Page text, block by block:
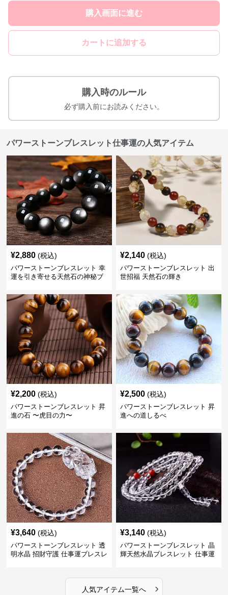
購入画面に進む
カートに追加する
購入時のルール
必ず購入前にお読みください。
パワーストーンブレスレット仕事運の人気アイテム
¥2,880 (税込)
パワーストーンブレスレット 幸
運を引き寄せる天然石の神秘ブ
¥2,140 (税込)
パワーストーンブレスレット 出
世招福 天然石の輝き
¥2,200 (税込)
パワーストーンブレスレット 昇
進の石 〜虎目の力〜
¥2,500 (税込)
パワーストーンブレスレット 昇
進への道しるべ
¥3,640 (税込)
パワーストーンブレスレット 透
明水晶 招財守護 仕事運ブレスレ
¥3,140 (税込)
パワーストーンブレスレット 晶
輝天然水晶ブレスレット 仕事運
人気アイテム一覧へ ›